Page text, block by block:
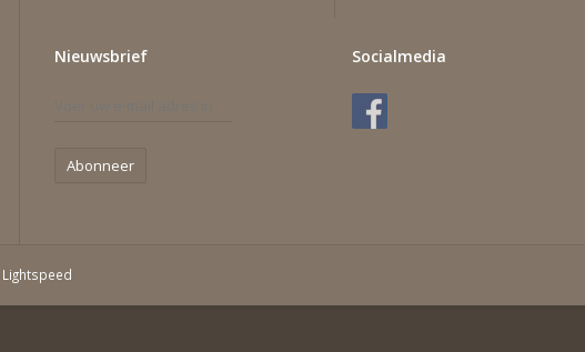
Nieuwsbrief
Abonneer
Socialmedia
Lightspeed